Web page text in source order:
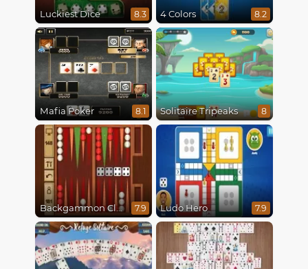
Luckiest Dice 8.3 4 Colors 8.2
Mafia Poker 8.1 Solitaire Tripeaks 8
Backgammon Classic 7.9 Ludo Hero 7.9